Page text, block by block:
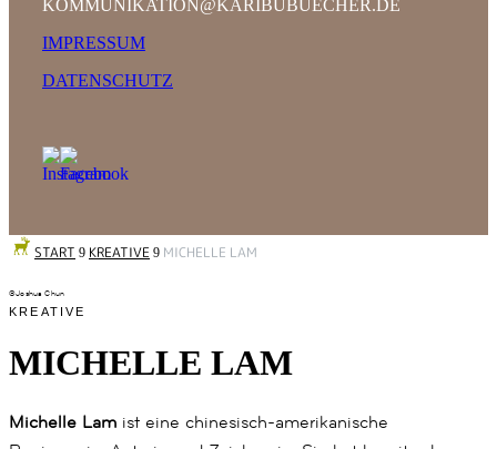
KOMMUNIKATION@KARIBUBUECHER.DE
IMPRESSUM
DATENSCHUTZ
START 9 KREATIVE 9 MICHELLE LAM
©Joshua Chun
KREATIVE
MICHELLE LAM
Michelle Lam ist eine chinesisch-amerikanische